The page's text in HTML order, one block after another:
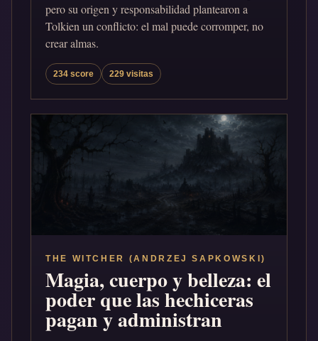
pero su origen y responsabilidad plantearon a
Tolkien un conflicto: el mal puede corromper, no
crear almas.
234 score 229 visitas
THE WITCHER (ANDRZEJ SAPKOWSKI)
Magia, cuerpo y belleza: el
poder que las hechiceras
pagan y administran